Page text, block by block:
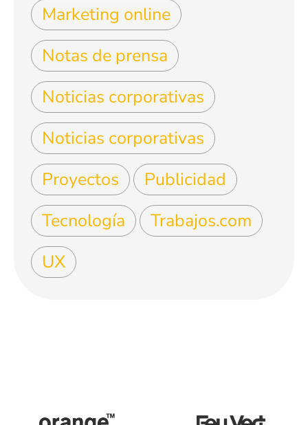
Marketing online
Notas de prensa
Noticias corporativas
Noticias corporativas
Proyectos
Publicidad
Tecnología
Trabajos.com
UX